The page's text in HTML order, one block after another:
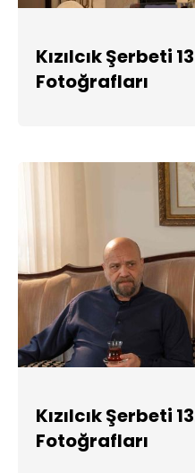
Kızılcık Şerbeti
Fotoğrafları
Kızılcık Şerbeti
Fotoğrafları